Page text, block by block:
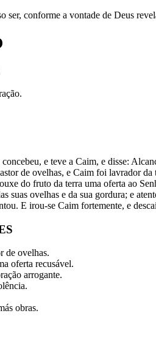
ser, conforme a vontade de Deus
e teve a Caim, e disse:
de ovelhas, e Caim foi lavrador da
do fruto da terra uma oferta ao
suas ovelhas e da sua gordura; e
E irou-se Caim fortemente, e
de ovelhas.
oferta recusável.
arrogante.
obras.